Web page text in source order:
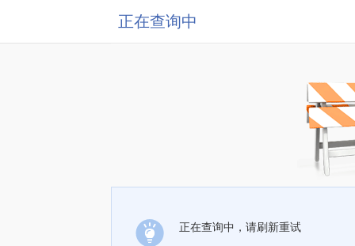
正在查询中
正在查询中，请刷新重试